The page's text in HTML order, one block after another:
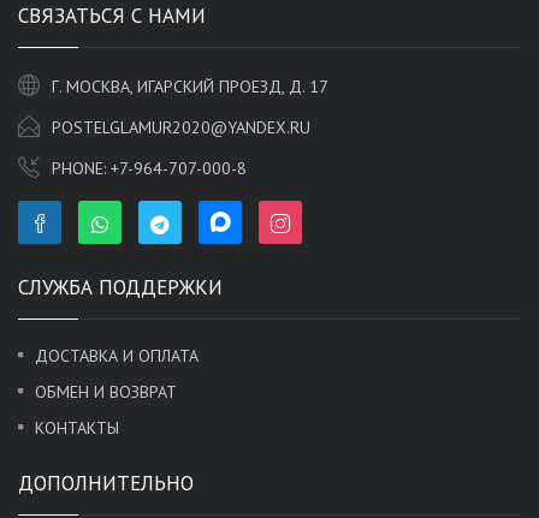
СВЯЗАТЬСЯ С НАМИ
Г. МОСКВА, ИГАРСКИЙ ПРОЕЗД, Д. 17
POSTELGLAMUR2020@YANDEX.RU
PHONE: +7-964-707-000-8
СЛУЖБА ПОДДЕРЖКИ
ДОСТАВКА И ОПЛАТА
ОБМЕН И ВОЗВРАТ
КОНТАКТЫ
ДОПОЛНИТЕЛЬНО